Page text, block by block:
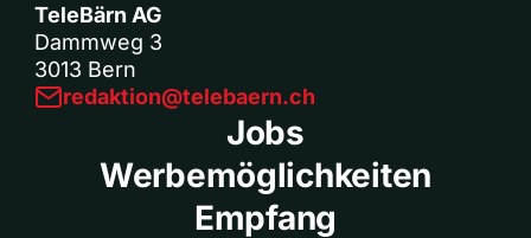
TeleBärn AG
Dammweg 3
3013 Bern
redaktion@telebaern.ch
Jobs
Werbemöglichkeiten
Empfang